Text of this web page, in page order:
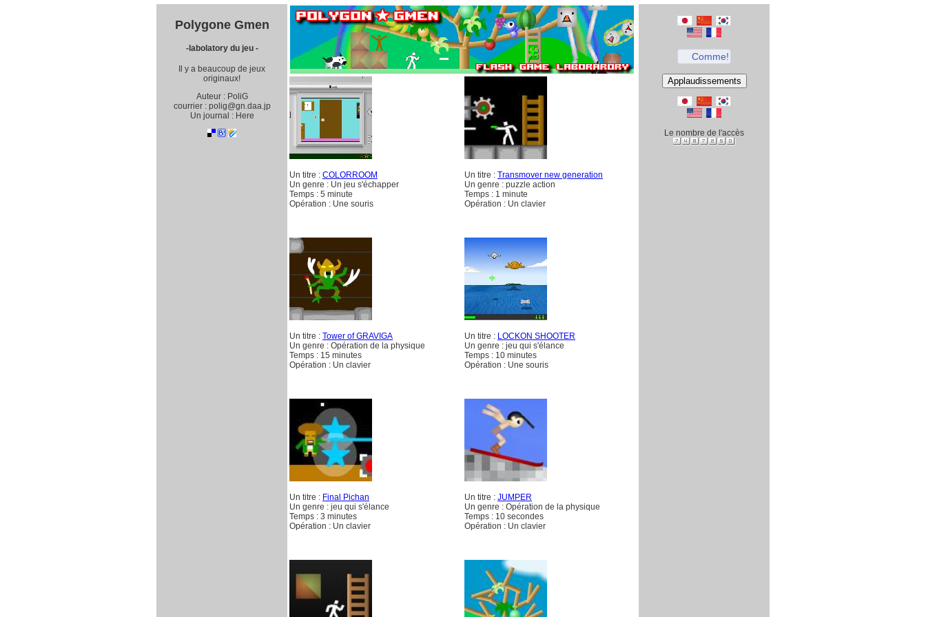
Polygone Gmen
-labolatory du jeu -
Il y a beaucoup de jeux
originaux!
Auteur : PoliG
courrier : polig@gn.daa.jp
Un journal : Here
Comme!
Le nombre de l'accès
Un titre : COLORROOM
Un genre : Un jeu s'échapper
Temps : 5 minute
Opération : Une souris
Un titre : Transmover new generation
Un genre : puzzle action
Temps : 1 minute
Opération : Un clavier
Un titre : Tower of GRAVIGA
Un genre : Opération de la physique
Temps : 15 minutes
Opération : Un clavier
Un titre : LOCKON SHOOTER
Un genre : jeu qui s'élance
Temps : 10 minutes
Opération : Une souris
Un titre : Final Pichan
Un genre : jeu qui s'élance
Temps : 3 minutes
Opération : Un clavier
Un titre : JUMPER
Un genre : Opération de la physique
Temps : 10 secondes
Opération : Un clavier